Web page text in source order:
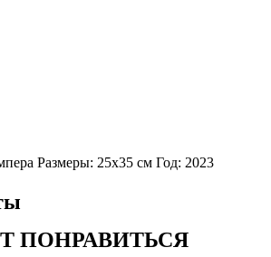
Размеры: 25х35 см Год: 2023
ПОНРАВИТЬСЯ